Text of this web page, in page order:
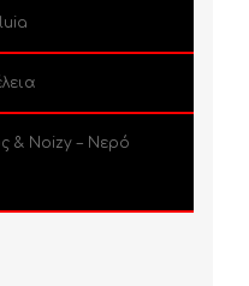
& Noizy – Νερό